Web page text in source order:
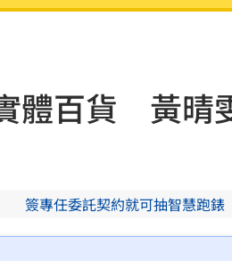
現場曝
價評析 15:42
剝離墜樓
起命危
罰貨值20% 15:40
體百貨 黃晴
簽專任委託契約就可抽智慧跑錶